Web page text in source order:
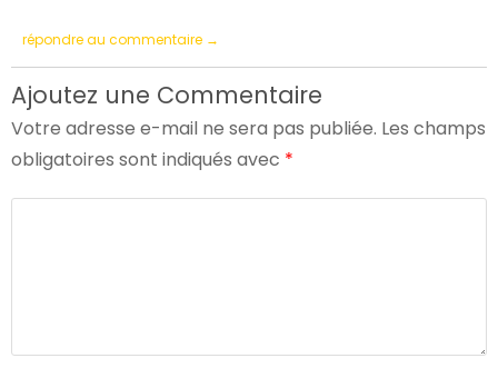
répondre au commentaire →
Ajoutez une Commentaire
Votre adresse e-mail ne sera pas publiée. Les champs
obligatoires sont indiqués avec *